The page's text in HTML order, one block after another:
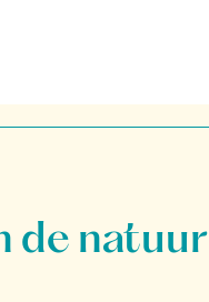
de natuur